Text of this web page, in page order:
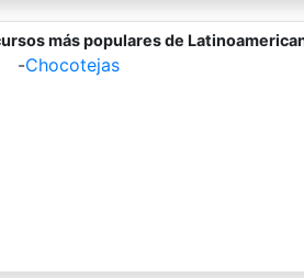
más populares de
-Chocotejas